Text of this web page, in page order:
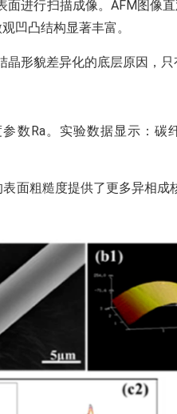
进行扫描成像。AFM图像
凹凸结构显著丰富。
形貌差异化的底层原因，只
Ra。实验数据显示：碳
粗糙度提供了更多异相成